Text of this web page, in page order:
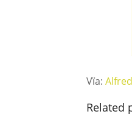
Vïa:
Related